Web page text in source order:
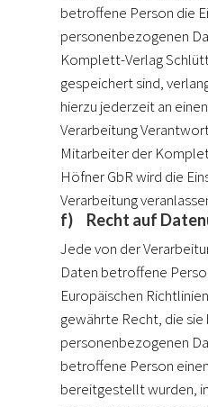
betroffene Person die
personenbezogenen
Komplett-Verlag
gespeichert sind,
hierzu jederzeit an
Verarbeitung
Mitarbeiter der
Höfner GbR wird die
Verarbeitung
f) Recht auf
Jede von der
Daten betroffene
Europäischen
gewährte Recht, die
personenbezogenen
betroffene Person
bereitgestellt wurden,